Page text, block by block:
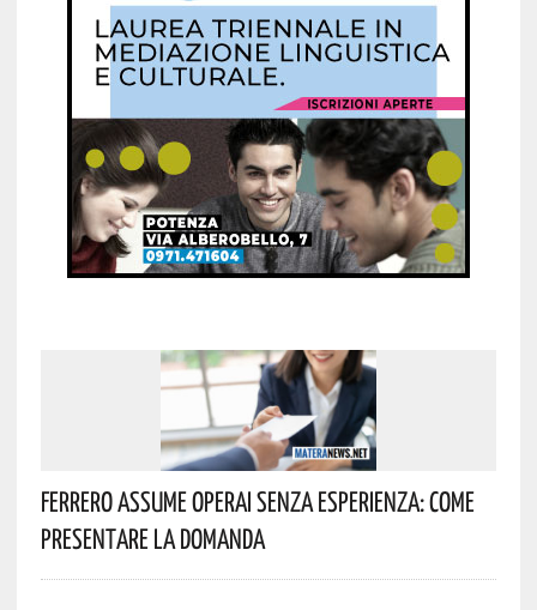
Ferrero Assume Operai Senza Esperienza: Come
Presentare La Domanda